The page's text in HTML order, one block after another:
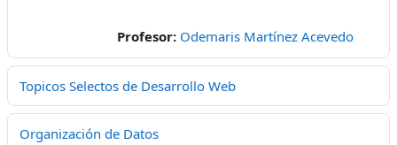
Profesor: Odemaris Martínez Acevedo
Topicos Selectos de Desarrollo Web
Organización de Datos